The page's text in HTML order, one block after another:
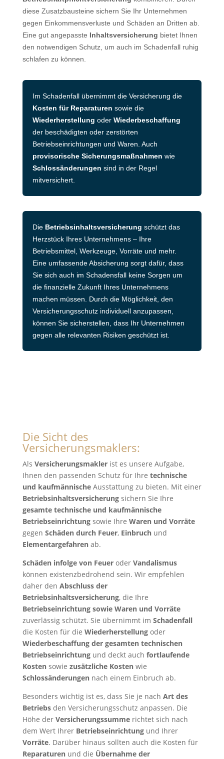
diese Zusatzbausteine sichern Sie Ihr Unternehmen
gegen Einkommensverluste und Schäden an Dritten ab.
Eine gut angepasste Inhaltsversicherung bietet Ihnen
den notwendigen Schutz, um auch im Schadenfall ruhig
schlafen zu können.
Im Schadenfall übernimmt die Versicherung die
Kosten für Reparaturen sowie die
Wiederherstellung oder Wiederbeschaffung
der beschädigten oder zerstörten
Betriebseinrichtungen und Waren. Auch
provisorische Sicherungsmaßnahmen wie
Schlossänderungen sind in der Regel
mitversichert.
Die Betriebsinhaltsversicherung schützt das
Herzstück Ihres Unternehmens – Ihre
Betriebsmittel, Werkzeuge, Vorräte und mehr.
Eine umfassende Absicherung sorgt dafür, dass
Sie sich auch im Schadensfall keine Sorgen um
die finanzielle Zukunft Ihres Unternehmens
machen müssen. Durch die Möglichkeit, den
Versicherungsschutz individuell anzupassen,
können Sie sicherstellen, dass Ihr Unternehmen
gegen alle relevanten Risiken geschützt ist.
Die Sicht des
Versicherungsmaklers:
Als Versicherungsmaklerist es unsere Aufgabe,
Ihnen den passenden Schutz für Ihre technische
und kaufmännischeAusstattung zu bieten. Mit einer
Betriebsinhaltsversicherungsichern Sie Ihre
gesamte technische und kaufmännische
Betriebseinrichtungsowie Ihre Waren und Vorräte
gegen Schäden durch Feuer, Einbruchund
Elementargefahrenab.
Schäden infolge von Feueroder Vandalismus
können existenzbedrohend sein. Wir empfehlen
daher den Abschluss der
Betriebsinhaltsversicherung, die Ihre
Betriebseinrichtung sowie Waren und Vorräte
zuverlässig schützt. Sie übernimmt im Schadenfall
die Kosten für die Wiederherstellungoder
Wiederbeschaffung der gesamten technischen
Betriebseinrichtungund deckt auch fortlaufende
Kostensowie zusätzliche Kostenwie
Schlossänderungennach einem Einbruch ab.
Besonders wichtig ist es, dass Sie je nach Art des
Betriebsden Versicherungsschutz anpassen. Die
Höhe der Versicherungssummerichtet sich nach
dem Wert Ihrer Betriebseinrichtungund Ihrer
Vorräte. Darüber hinaus sollten auch die Kosten für
Reparaturenund die Übernahme der